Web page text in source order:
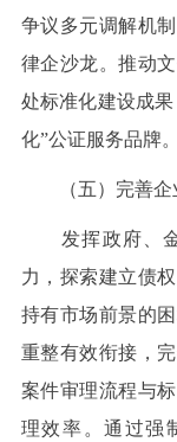
争议多元调解机
律企沙龙。推动
处标准化建设成
化”公证服务品牌。
（五）完善企
发挥政府、金
力，探索建立债
持有市场前景的
重整有效衔接，
案件审理流程与
理效率。通过强